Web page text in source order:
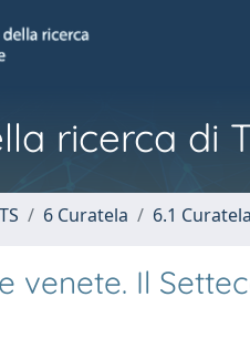
ricerca di
6 Curatela 6.1 Curatela
venete. Il